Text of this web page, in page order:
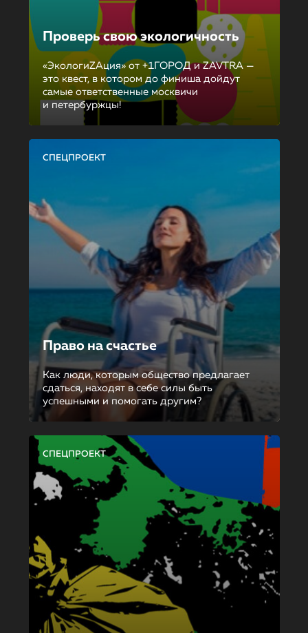
Проверь свою экологичность
«ЭкологиZAция» от +1ГОРОД и ZAVTRA —
это квест, в котором до финиша дойдут
самые ответственные москвичи
и петербуржцы!
СПЕЦПРОЕКТ
Право на счастье
Как люди, которым общество предлагает
сдаться, находят в себе силы быть
успешными и помогать другим?
СПЕЦПРОЕКТ